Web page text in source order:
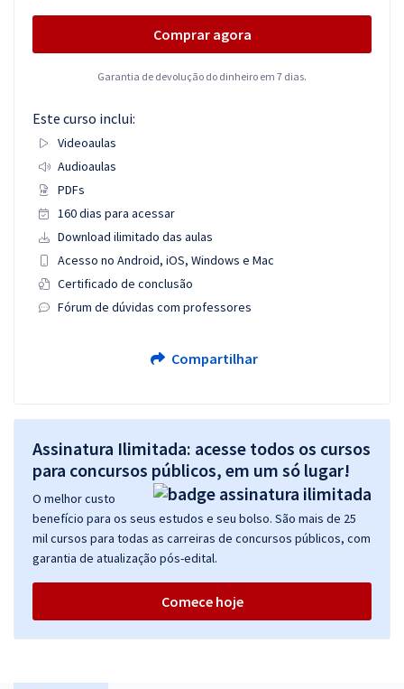
Comprar agora
Garantia de devolução do dinheiro em 7 dias.
Este curso inclui:
Videoaulas
Audioaulas
PDFs
160 dias para acessar
Download ilimitado das aulas
Acesso no Android, iOS, Windows e Mac
Certificado de conclusão
Fórum de dúvidas com professores
Compartilhar
Assinatura Ilimitada: acesse todos os cursos
para concursos públicos, em um só lugar!
O melhor custo
benefício para os seus estudos e seu bolso. São mais de 25
mil cursos para todas as carreiras de concursos públicos, com
garantia de atualização pós-edital.
Comece hoje